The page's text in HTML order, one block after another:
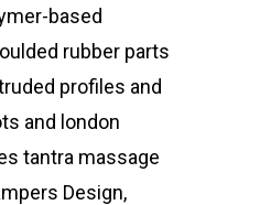
based
rubber parts
profiles and
and london
tantra massage
Design,